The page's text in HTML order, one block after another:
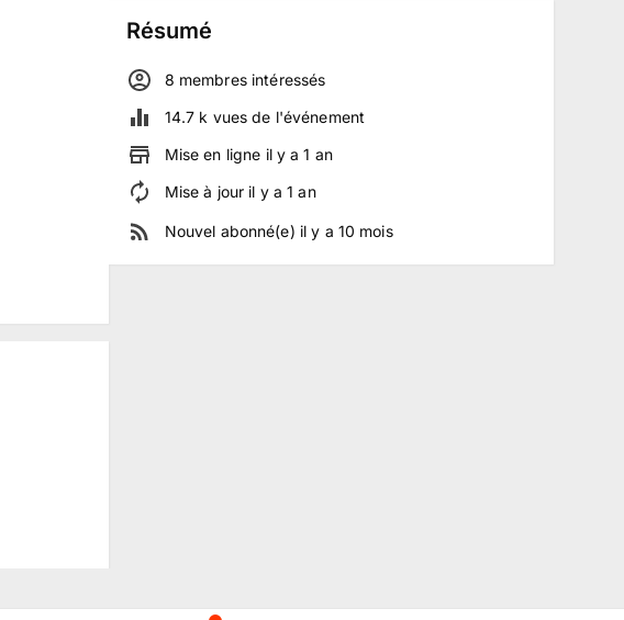
Résumé
8 membresintéressés
14.7 k vues de l'événement
Mise en ligne il y a1 an
Mise à jour il y a1 an
Nouvel abonné(e) il y a 10 mois